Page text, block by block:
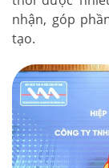
nhận, góp
tạo.